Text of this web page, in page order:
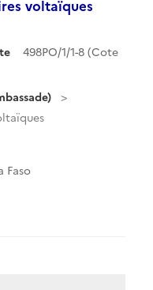
voltaïques
498PO/1/1-8 (Cote
Faso